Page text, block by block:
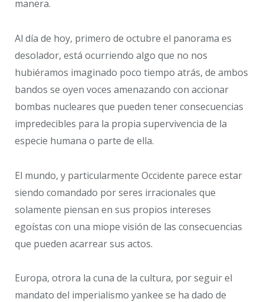
manera.
Al día de hoy, primero de octubre el panorama es
desolador, está ocurriendo algo que no nos
hubiéramos imaginado poco tiempo atrás, de ambos
bandos se oyen voces amenazando con accionar
bombas nucleares que pueden tener consecuencias
impredecibles para la propia supervivencia de la
especie humana o parte de ella.
El mundo, y particularmente Occidente parece estar
siendo comandado por seres irracionales que
solamente piensan en sus propios intereses
egoístas con una miope visión de las consecuencias
que pueden acarrear sus actos.
Europa, otrora la cuna de la cultura, por seguir el
mandato del imperialismo yankee se ha dado de